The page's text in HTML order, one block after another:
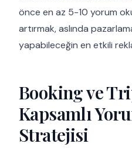
önce en az 5-10 yorum
artırmak, aslında
yapabileceğin en etkili
Booking ve
Kapsamlı
Stratejisi